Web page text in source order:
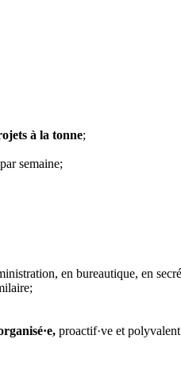
à la tonne;
semaine;
en bureautique, en
proactif·ve et